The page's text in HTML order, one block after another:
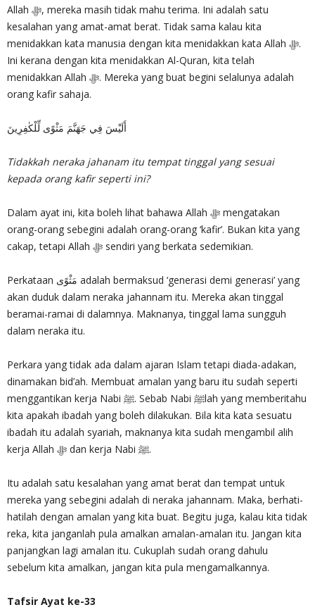
Allah ‎ﷻ, mereka masih tidak mahu terima. Ini adalah satu
kesalahan yang amat-amat berat. Tidak sama kalau kita
menidakkan kata manusia dengan kita menidakkan kata Allah ‎ﷻ.
Ini kerana dengan kita menidakkan Al-Quran, kita telah
menidakkan Allah ‎ﷻ. Mereka yang buat begini selalunya adalah
orang kafir sahaja.
أَلَيْسَ فِي جَهَنَّمَ مَثْوًى لِّلْكٰفِرِينَ
Tidakkah neraka jahanam itu tempat tinggal yang sesuai
kepada orang kafir seperti ini?
Dalam ayat ini, kita boleh lihat bahawa Allah ‎ﷻ mengatakan
orang-orang sebegini adalah orang-orang ‘kafir’. Bukan kita yang
cakap, tetapi Allah ‎ﷻ sendiri yang berkata sedemikian.
Perkataan مَثْوًى adalah bermaksud ‘generasi demi generasi’ yang
akan duduk dalam neraka jahannam itu. Mereka akan tinggal
beramai-ramai di dalamnya. Maknanya, tinggal lama sungguh
dalam neraka itu.
Perkara yang tidak ada dalam ajaran Islam tetapi diada-adakan,
dinamakan bid’ah. Membuat amalan yang baru itu sudah seperti
menggantikan kerja Nabi ﷺ. Sebab Nabi ﷺlah yang memberitahu
kita apakah ibadah yang boleh dilakukan. Bila kita kata sesuatu
ibadah itu adalah syariah, maknanya kita sudah mengambil alih
kerja Allah ‎ﷻ dan kerja Nabi ﷺ.
Itu adalah satu kesalahan yang amat berat dan tempat untuk
mereka yang sebegini adalah di neraka jahannam. Maka, berhati-
hatilah dengan amalan yang kita buat. Begitu juga, kalau kita tidak
reka, kita janganlah pula amalkan amalan-amalan itu. Jangan kita
panjangkan lagi amalan itu. Cukuplah sudah orang dahulu
sebelum kita amalkan, jangan kita pula mengamalkannya.
Tafsir Ayat ke-33